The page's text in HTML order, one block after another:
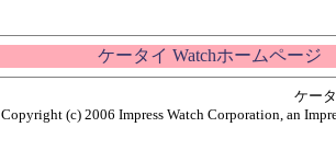
ケータイ Watchホームページ
ケー
Copyright (c) 2006 Impress Watch Corporation, an